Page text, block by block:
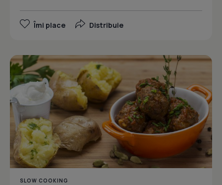
Îmi place Distribuie
SLOW COOKING